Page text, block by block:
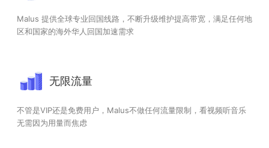
Malus 提供全球专业回国线路，不断升级维护提高带宽，满足任何地
区和国家的海外华人回国加速需求
无限流量
不管是VIP还是免费用户，Malus不做任何流量限制，看视频听音乐
无需因为用量而焦虑